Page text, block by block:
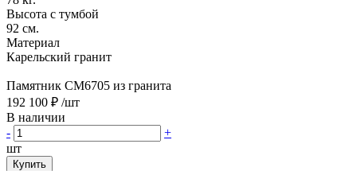
Высота с тумбой
92 см.
Материал
Карельский гранит
Памятник CM6705 из гранита
192 100 ₽ /шт
В наличии
-
+
шт
Купить